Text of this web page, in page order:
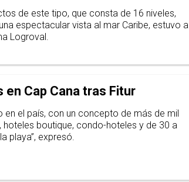
de este tipo, que consta de 16 niveles,
espectacular vista al mar Caribe, estuvo a
Logroval.
Cap Cana tras Fitur
en el país, con un concepto de más de mil
boutique, condo-hoteles y de 30 a
playa”, expresó.